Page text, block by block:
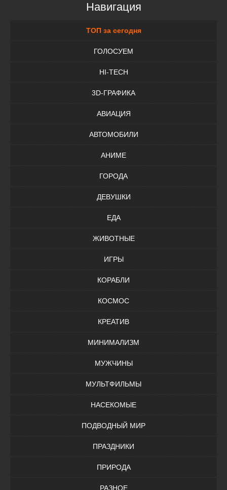
Навигация
ТОП за сегодня
ГОЛОСУЕМ
HI-TECH
3D-ГРАФИКА
АВИАЦИЯ
АВТОМОБИЛИ
АНИМЕ
ГОРОДА
ДЕВУШКИ
ЕДА
ЖИВОТНЫЕ
ИГРЫ
КОРАБЛИ
КОСМОС
КРЕАТИВ
МИНИМАЛИЗМ
МУЖЧИНЫ
МУЛЬТФИЛЬМЫ
НАСЕКОМЫЕ
ПОДВОДНЫЙ МИР
ПРАЗДНИКИ
ПРИРОДА
РАЗНОЕ